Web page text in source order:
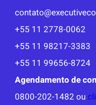
+55 11 2778-0062
+55 11 98217-3383
+55 11 99656-8724
Agendamento de
0800-202-1482 ou